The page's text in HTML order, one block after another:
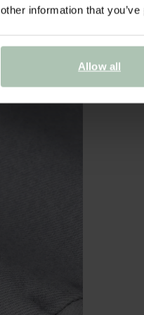
other information that
Allow all